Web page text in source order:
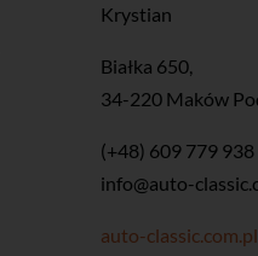
Krystian
Białka 650,
34-220 Maków
(+48) 609 779 938
info@auto-
auto-classic.com.pl